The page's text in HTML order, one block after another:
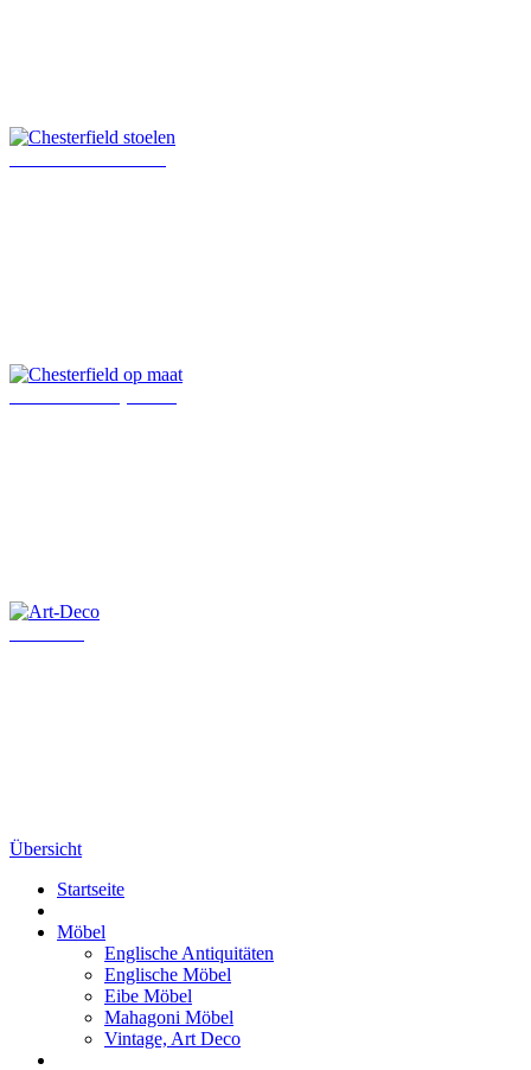
Übersicht
Startseite
Möbel
Englische Antiquitäten
Englische Möbel
Eibe Möbel
Mahagoni Möbel
Vintage, Art Deco